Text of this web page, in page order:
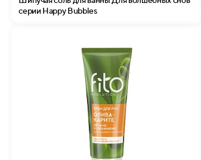
серии Happy Bubbles